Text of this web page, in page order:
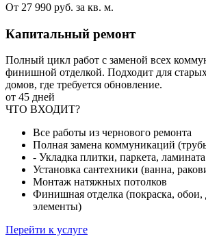
От 27 990 руб. за кв. м.
Капитальный ремонт
Полный цикл работ с заменой всех
финишной отделкой. Подходит для
домов, где требуется обновление.
от 45 дней
ЧТО ВХОДИТ?
Все работы из чернового ремонта
Полная замена коммуникаций
- Укладка плитки, паркета, ламината
Установка сантехники (ванна,
Монтаж натяжных потолков
Финишная отделка (покраска, обои,
элементы)
Перейти к услуге